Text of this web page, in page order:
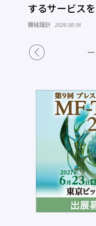
プレス技術 連載「EV化